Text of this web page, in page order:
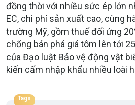
đồng thời với nhiều sức ép lớn
EC, chi phí sản xuất cao, cùng
trường Mỹ, gồm thuế đối ứng
chống bán phá giá tôm lên tới
của Đạo luật Bảo vệ động vật
kiến cấm nhập khẩu nhiều loài
Tags